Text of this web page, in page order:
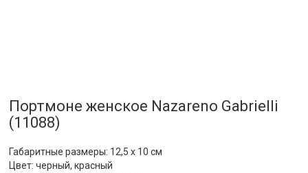
Портмоне женское Nazareno Gabrielli
(11088)
Габаритные размеры: 12,5 x 10 cм
Цвет: черный, красный